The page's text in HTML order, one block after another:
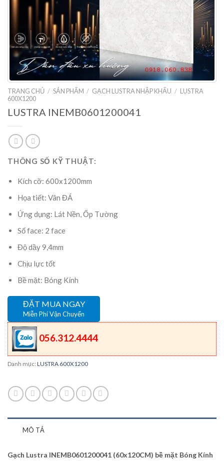
TRANG CHỦ / SẢN PHẨM / GẠCH LUSTRA NHẬP KHẨU / LUSTRA
600X1200
LUSTRA INEMB0601200041
THÔNG SỐ KỸ THUẬT:
Kích cỡ: 600x1200mm
Họa tiết: Vân ĐÁ
Ứng dụng: Lát Nền, Ốp Tường
Số face: 2 face
Độ dầy 9,4mm
Chịu lực tốt
Bề mặt: Bóng Kính
ĐẶT MUA NGAY
Miễn Phí Vận Chuyển
056.312.4444
Danh mục: LUSTRA 600X1200
MÔ TẢ
Gạch Lustra INEMB0601200041 (60x120CM) bề mặt Bóng Kính